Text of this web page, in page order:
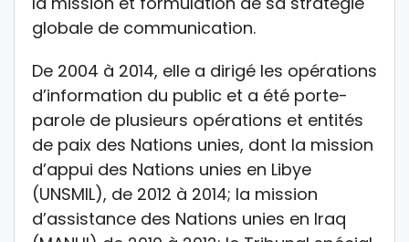
globale de communication.
De 2004 à 2014, elle a dirigé les opérations
d’information du public et a été porte-
parole de plusieurs opérations et entités
de paix des Nations unies, dont la mission
d’appui des Nations unies en Libye
(UNSMIL), de 2012 à 2014; la mission
d’assistance des Nations unies en Iraq